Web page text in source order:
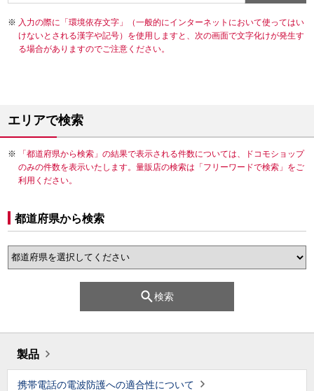
入力の際に「環境依存文字」（一般的にインターネットにおいて使ってはい
けないとされる漢字や記号）を使用しますと、次の画面で文字化けが発生す
る場合がありますのでご注意ください。
エリアで検索
「都道府県から検索」の結果で表示される件数については、ドコモショップ
のみの件数を表示いたします。量販店の検索は「フリーワードで検索」をご
利用ください。
都道府県から検索
検索
製品
携帯電話の電波防護への適合性について